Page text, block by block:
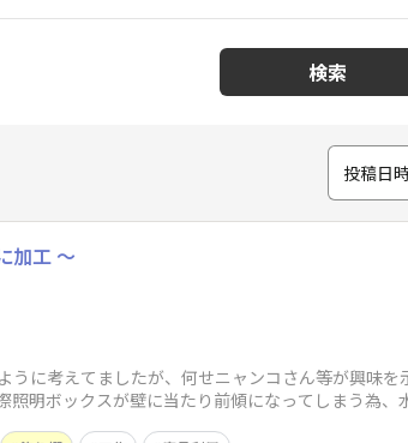
検索
投稿日
加工 〜
うに考えてましたが、何せニャンコさん等が興味
照明ボックスが壁に当たり前傾になってしまう為